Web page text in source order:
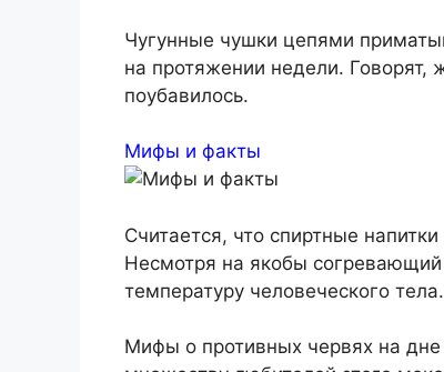
Чугунные чушки цепями
на протяжении недели. Говорят,
поубавилось.
Мифы и факты
Считается, что спиртные
Несмотря на якобы
температуру человеческого тела.
Мифы о противных червях на